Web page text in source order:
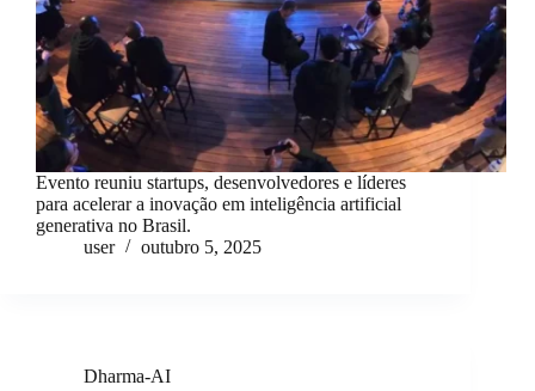
Evento reuniu startups, desenvolvedores e líderes
para acelerar a inovação em inteligência artificial
generativa no Brasil.
user
outubro 5, 2025
Dharma-AI